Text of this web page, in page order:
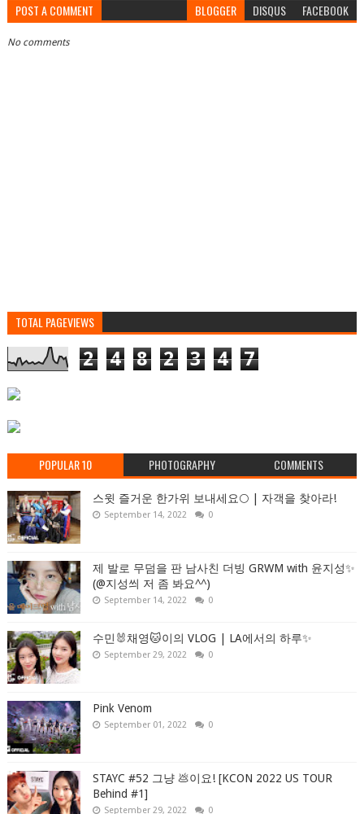
POST A COMMENT BLOGGER DISQUS FACEBOOK
No comments
TOTAL PAGEVIEWS
2 4 8 2 3 4 7
POPULAR 10 PHOTOGRAPHY COMMENTS
스윗 즐거운 한가위 보내세요🌕 | 자객을 찾아라!
September 14, 2022 0
제 발로 무덤을 판 남사친 더빙 GRWM with 윤지성✨
(@지성씌 저 좀 봐요^^)
September 14, 2022 0
수민🐰채영🐱이의 VLOG | LA에서의 하루✨
September 29, 2022 0
Pink Venom
September 01, 2022 0
STAYC #52 그냥 💩이요! [KCON 2022 US TOUR
Behind #1]
September 29, 2022 0